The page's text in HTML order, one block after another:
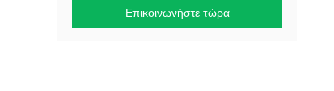
Επικοινωνήστε τώρα